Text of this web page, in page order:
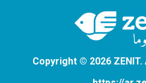
Copyright © 2026